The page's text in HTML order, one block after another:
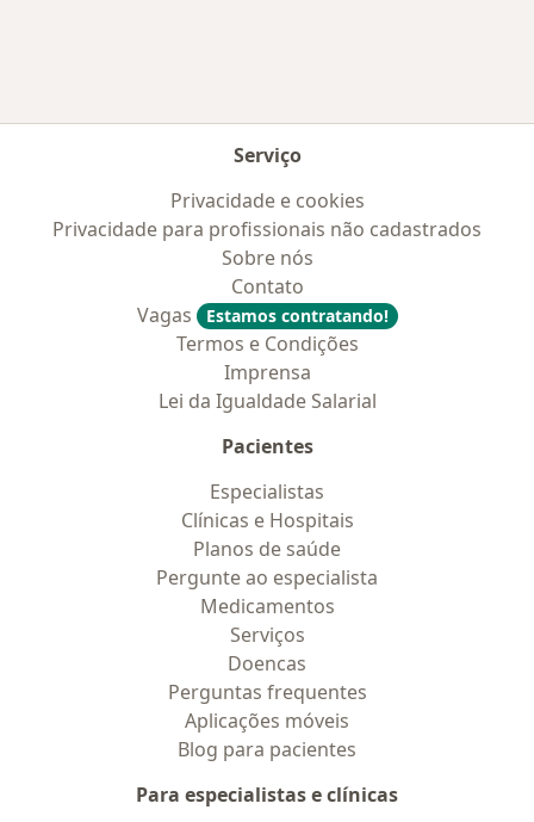
Serviço
Privacidade e cookies
Privacidade para profissionais não cadastrados
Sobre nós
Contato
Vagas
Estamos contratando!
Termos e Condições
Imprensa
Lei da Igualdade Salarial
Pacientes
Especialistas
Clínicas e Hospitais
Planos de saúde
Pergunte ao especialista
Medicamentos
Serviços
Doencas
Perguntas frequentes
Aplicações móveis
Blog para pacientes
Para especialistas e clínicas